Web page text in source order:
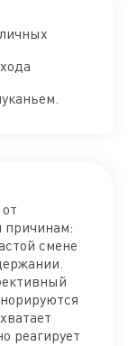
причинам:
смене
реагирует